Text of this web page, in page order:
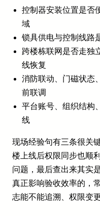
控制器安装位置是否
域
锁具供电与控制线路
跨楼栋联网是否走独
线恢复
消防联动、门磁状态
前联调
平台账号、组织结构
线
现场经验句有三条很关
楼上线后权限同步也顺
问题，最后查出来其实
真正影响验收效率的，
志能不能追溯、权限变